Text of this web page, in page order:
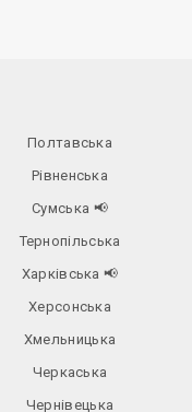
Полтавська
Рівненська
Сумська 📢
Тернопільська
Харківська 📢
Херсонська
Хмельницька
Черкаська
Чернівецька